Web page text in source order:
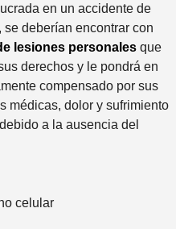
en un accidente de
deberían encontrar con
lesiones personalesque
derechos y le pondrá en
compensado por sus
médicas, dolor y sufrimiento
a la ausencia del
celular